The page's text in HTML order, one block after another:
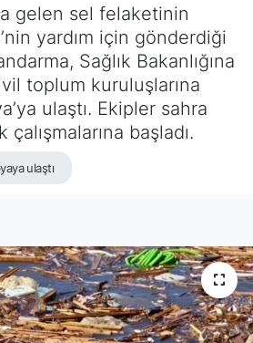
gelen sel felaketinin
yardım için gönderdiği
Sağlık Bakanlığına
toplum kuruluşlarına
ulaştı. Ekipler sahra
başladı.
ulaştı